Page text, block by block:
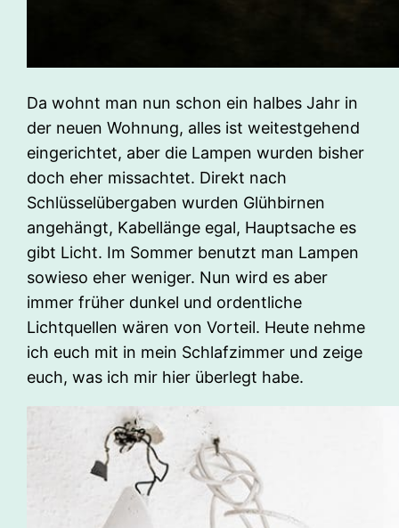
Da wohnt man nun schon ein halbes Jahr in
der neuen Wohnung, alles ist weitestgehend
eingerichtet, aber die Lampen wurden bisher
doch eher missachtet. Direkt nach
Schlüsselübergaben wurden Glühbirnen
angehängt, Kabellänge egal, Hauptsache es
gibt Licht. Im Sommer benutzt man Lampen
sowieso eher weniger. Nun wird es aber
immer früher dunkel und ordentliche
Lichtquellen wären von Vorteil. Heute nehme
ich euch mit in mein Schlafzimmer und zeige
euch, was ich mir hier überlegt habe.